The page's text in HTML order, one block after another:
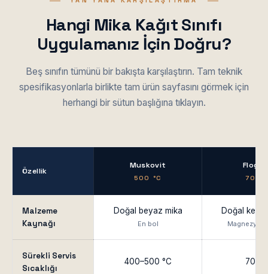
Hangi Mika Kağıt Sınıfı
Uygulamanız İçin Doğru?
Beş sınıfın tümünü bir bakışta karşılaştırın. Tam teknik
spesifikasyonlarla birlikte tam ürün sayfasını görmek için
herhangi bir sütun başlığına tıklayın.
Özellik
Muskovit
500 °C 700
Malzeme
Kaynağı
Doğal beyaz mika
En bol
Doğal
Sürekli Servis
Sıcaklığı
400–500 °C 700